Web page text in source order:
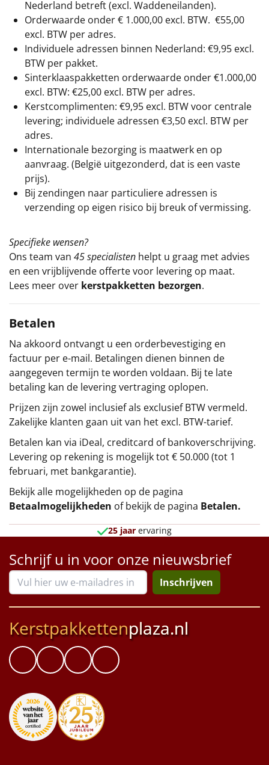
Nederland betreft (excl. Waddeneilanden).
Orderwaarde onder € 1.000,00 excl. BTW. €55,00
excl. BTW per adres.
Individuele adressen binnen Nederland: €9,95 excl.
BTW per pakket.
Sinterklaaspakketten orderwaarde onder €1.000,00
excl. BTW: €25,00 excl. BTW per adres.
Kerstcomplimenten: €9,95 excl. BTW voor centrale
levering; individuele adressen €3,50 excl. BTW per
adres.
Internationale bezorging is maatwerk en op
aanvraag. (België uitgezonderd, dat is een vaste
prijs).
Bij zendingen naar particuliere adressen is
verzending op eigen risico bij breuk of vermissing.
Specifieke wensen?
Ons team van 45 specialisten helpt u graag met advies
en een vrijblijvende offerte voor levering op maat.
Lees meer over kerstpakketten bezorgen.
Betalen
Na akkoord ontvangt u een orderbevestiging en
factuur per e-mail. Betalingen dienen binnen de
aangegeven termijn te worden voldaan. Bij te late
betaling kan de levering vertraging oplopen.
Prijzen zijn zowel inclusief als exclusief BTW vermeld.
Zakelijke klanten gaan uit van het excl. BTW-tarief.
Betalen kan via iDeal, creditcard of bankoverschrijving.
Levering op rekening is mogelijk tot € 50.000 (tot 1
februari, met bankgarantie).
Bekijk alle mogelijkheden op de pagina
Betaalmogelijkheden of bekijk de pagina Betalen.
25 jaar ervaring
Schrijf u in voor onze nieuwsbrief
Inschrijven
Kerstpakkettenplaza.nl